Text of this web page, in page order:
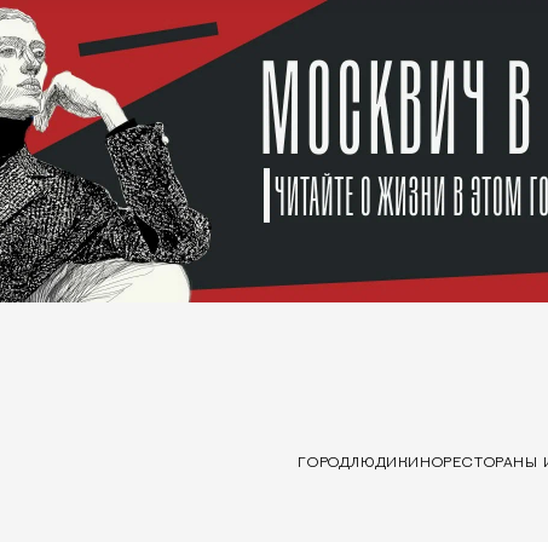
ГОРОДЛЮДИ КИНОРЕСТОРАНЫ